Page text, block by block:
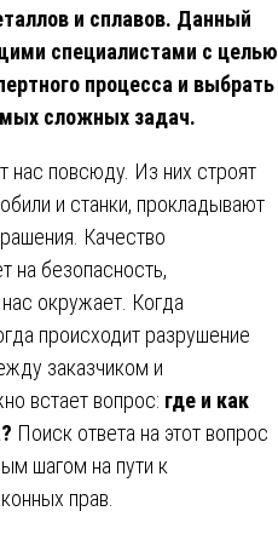
и сплавов. Данный
специалистами с целью
процесса и выбрать
сложных задач.
повсюду. Из них строят
и станки, прокладывают
Качество
на безопасность,
окружает. Когда
происходит разрушение
заказчиком и
встает вопрос: где и как
Поиск ответа на этот вопрос
шагом на пути к
прав.